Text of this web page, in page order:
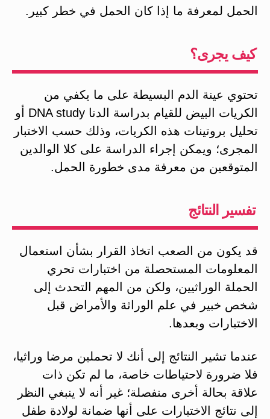
الحمل لمعرفة ما إذا كان الحمل في خطر كبير.
كيف يجرى؟
تحتوي عينة الدم البسيطة على ما يكفي من
الكريات البيض للقيام بدراسة الدنا DNA study أو
تحليل بروتينات هذه الكريات، وذلك حسب الاختبار
المجرى؛ ويمكن إجراء الدراسة على كلا الوالدين
المتوقعين من معرفة مدى خطورة الحمل.
تفسير النتائج
قد يكون من الصعب اتخاذ القرار بشأن استعمال
المعلومات المستحصلة من اختبارات تحري
الحملة الوراثيين، ولكن من المهم التحدث إلى
شخص خبير في علم الوراثة والأمراض قبل
الاختبارات وبعدها.
عندما تشير النتائج إلى أنك لا تحملين مرضا وراثيا،
فلا ضرورة لاحتياطات خاصة، ما لم تكن ذات
علاقة بحالة أخرى منفصلة؛ غير أنه لا ينبغي النظر
إلى نتائج الاختبارات على أنها ضمانة لولادة طفل